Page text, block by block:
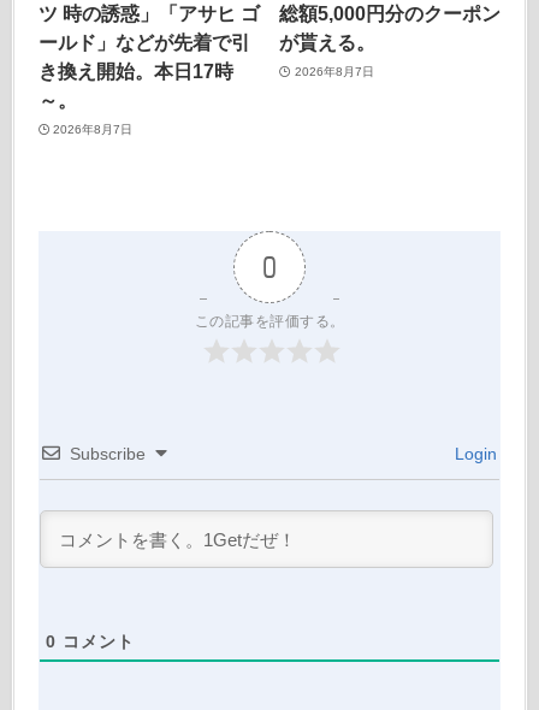
ツ 時の誘惑」「アサヒ ゴ
ールド」などが先着で引
き換え開始。本日17時
～。
2026年8月7日
総額5,000円分のクーポン
が貰える。
2026年8月7日
0
この記事を評価する。
Subscribe Login
0 コメント